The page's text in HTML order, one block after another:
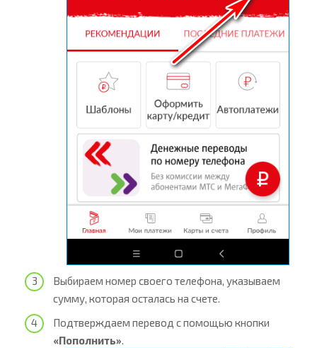
Выбираем номер своего телефона, указываем
сумму, которая осталась на счете.
Подтверждаем перевод с помощью кнопки
«Пополнить»